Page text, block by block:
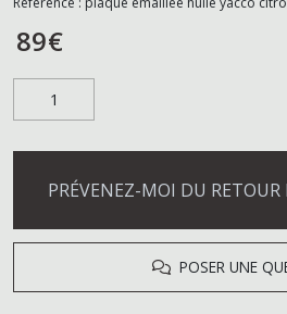
89€
PRÉVENEZ-MOI DU RETOUR
POSER UNE